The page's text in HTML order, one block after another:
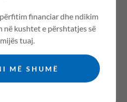
financiar dhe ndikim
në kushtet e përshtatjes së
tuaj.
MË SHUMË